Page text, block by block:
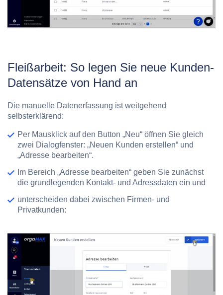
Fleißarbeit: So legen Sie neue Kunden-
Datensätze von Hand an
Die manuelle Datenerfassung ist weitgehend
selbsterklärend:
Per Mausklick auf den Button „Neu“ öffnen Sie gleich
zwei Dialogfenster: „Neuen Kunden erstellen“ und
„Adresse bearbeiten“.
Im Bereich „Adresse bearbeiten“ geben Sie zunächst
die grundlegenden Kontakt- und Adressdaten ein und
unterscheiden dabei zwischen Firmen- und
Privatkunden: